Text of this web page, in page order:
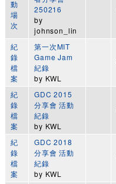
動
場
次
250216
by
johnson_lin
紀
錄
檔
案
第一次MIT
Game Jam
紀錄
by KWL
紀
錄
檔
案
GDC 2015
分享會 活動
紀錄
by KWL
紀
錄
檔
案
GDC 2018
分享會 活動
紀錄
by KWL